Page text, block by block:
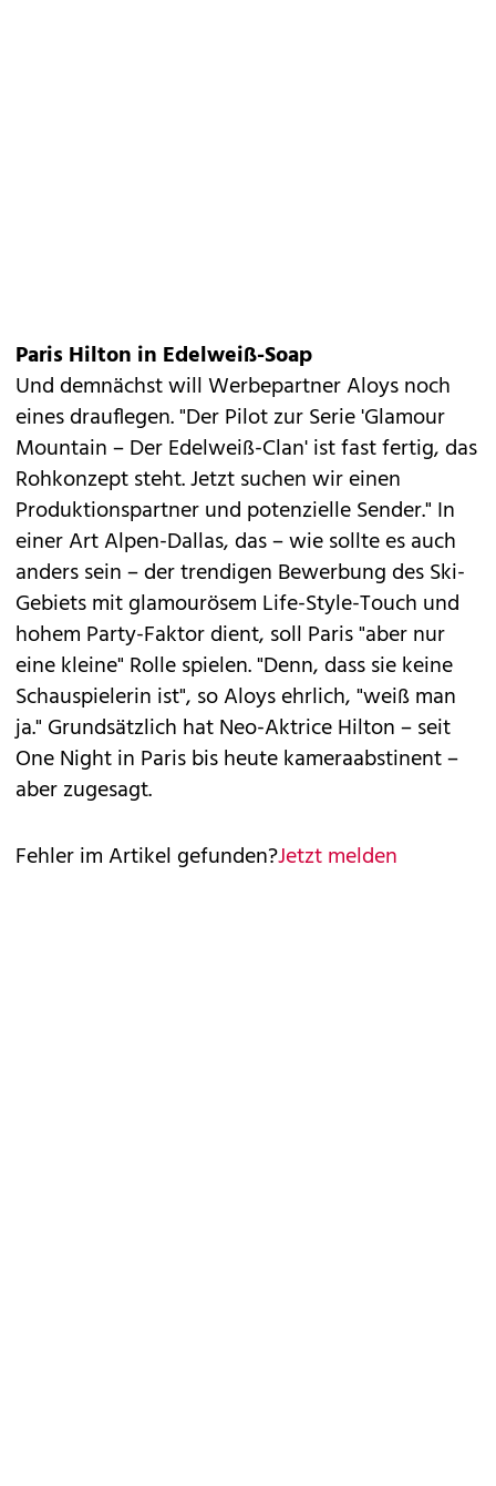
Paris Hilton in Edelweiß-Soap
Und demnächst will Werbepartner Aloys noch
eines drauflegen. "Der Pilot zur Serie 'Glamour
Mountain – Der Edelweiß-Clan' ist fast fertig, das
Rohkonzept steht. Jetzt suchen wir einen
Produktionspartner und potenzielle Sender." In
einer Art Alpen-Dallas, das – wie sollte es auch
anders sein – der trendigen Bewerbung des Ski-
Gebiets mit glamourösem Life-Style-Touch und
hohem Party-Faktor dient, soll Paris "aber nur
eine kleine" Rolle spielen. "Denn, dass sie keine
Schauspielerin ist", so Aloys ehrlich, "weiß man
ja." Grundsätzlich hat Neo-Aktrice Hilton – seit
One Night in Paris bis heute kameraabstinent –
aber zugesagt.
Fehler im Artikel gefunden?Jetzt melden